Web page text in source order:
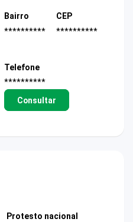
Bairro
**********
CEP
**********
Telefone
**********
Consultar
Protesto nacional